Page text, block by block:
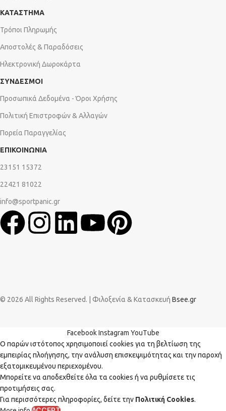
ΚΑΤΑΣΤΗΜΑ
Τρόποι Πληρωμής
Αποστολές & Παραδόσεις
Ηλεκτρονική Δωροκάρτα
ΣΥΝΔΕΣΜΟΙ
Προσωπικά Δεδομένα - Όροι Χρήσης
Πολιτική Επιστροφών & Αλλαγών
Πορεία Παραγγελίας
ΕΠΙΚΟΙΝΩΝΙΑ
23151 15372
22421 81022
info@sportpanic.gr
© 2026 All Rights Reserved. | Φιλοξενία & Κατασκευή Bsee.gr
Facebook Instagram YouTube
Ο παρών ιστότοπος χρησιμοποιεί cookies για τη βελτίωση της
εμπειρίας πλοήγησης, την ανάλυση επισκεψιμότητας και την παροχή
εξατομικευμένου περιεχομένου.
Μπορείτε να αποδεχθείτε όλα τα cookies ή να ρυθμίσετε τις
προτιμήσεις σας.
Για περισσότερες πληροφορίες, δείτε την Πολιτική Cookies.